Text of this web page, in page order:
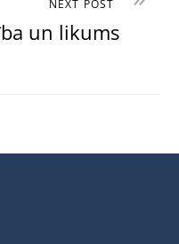
NEXT POST
un likums